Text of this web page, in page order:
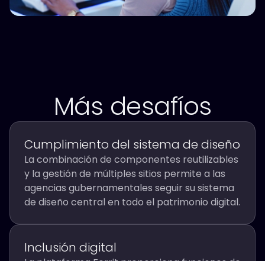
Más desafíos
Cumplimiento del sistema de diseño
La combinación de componentes reutilizables
y la gestión de múltiples sitios permite a las
agencias gubernamentales seguir su sistema
de diseño central en todo el patrimonio digital.
Inclusión digital